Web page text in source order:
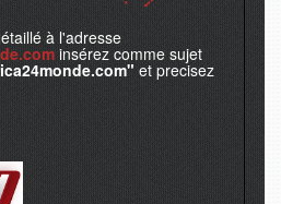
à l'adresse
insérez comme sujet
et precisez